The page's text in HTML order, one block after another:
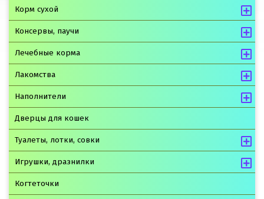
Корм сухой
Консервы, паучи
Лечебные корма
Лакомства
Наполнители
Дверцы для кошек
Туалеты, лотки, совки
Игрушки, дразнилки
Когтеточки